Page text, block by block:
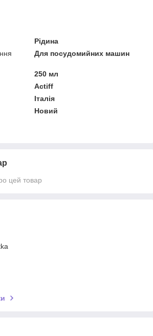
Рідина
Для посудомийних машин
250 мл
Actiff
Італія
Новий
цей товар